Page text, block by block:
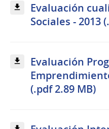
Evaluación
Sociales - 2013
Evaluación
(.pdf 2.89 MB)